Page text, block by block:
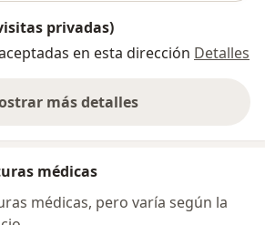
privadas)
en esta dirección Detalles
más detalles
sobre la dirección
médicas
médicas, pero varía según la